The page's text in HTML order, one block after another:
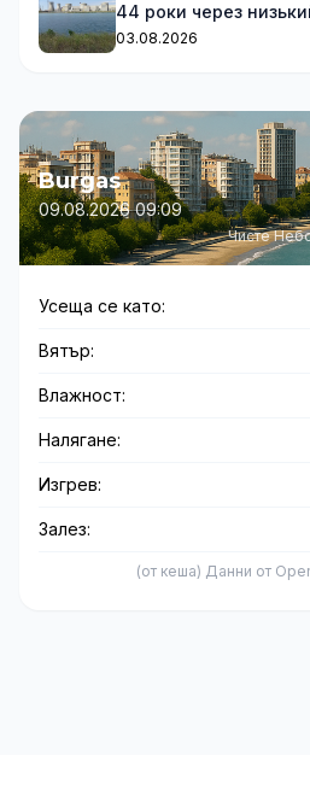
44 роки через
03.08.2026
Burgas
09.08.2026 09:09
Чисте
Усеща се като:
Вятър:
Влажност:
Налягане:
Изгрев:
Залез:
(от кеша) Данни от